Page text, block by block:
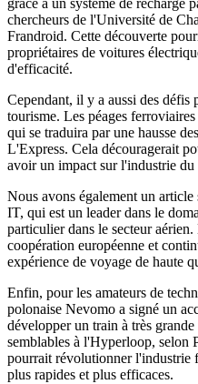
grâce à un système de recharge
chercheurs de l'Université de
Frandroid. Cette découverte
propriétaires de voitures
d'efficacité.
Cependant, il y a aussi des défis
tourisme. Les péages
qui se traduira par une hausse
L'Express. Cela découragerait
avoir un impact sur l'industrie du
Nous avons également un
IT, qui est un leader dans le
particulier dans le secteur
coopération européenne et
expérience de voyage de haute
Enfin, pour les amateurs de
polonaise Nevomo a signé un
développer un train à très
semblables à l'Hyperloop, selon
pourrait révolutionner l'industrie
plus rapides et plus efficaces.